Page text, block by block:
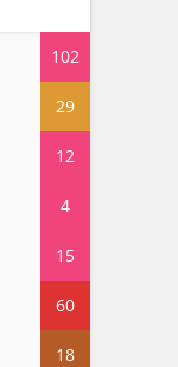
102
29
12
4
15
60
18